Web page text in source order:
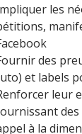
les
des
et labels
leur
à la